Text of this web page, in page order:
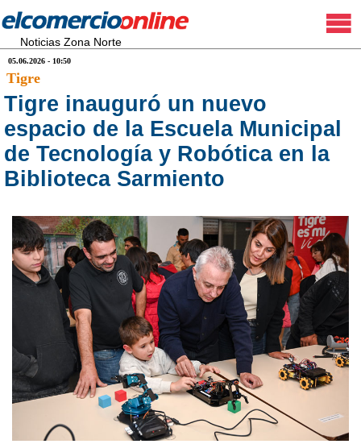
Noticias Zona Norte
05.06.2026 - 10:50
Tigre
Tigre inauguró un nuevo
espacio de la Escuela Municipal
de Tecnología y Robótica en la
Biblioteca Sarmiento